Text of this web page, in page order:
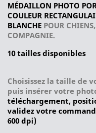
MÉDAILLON PHOTO
COULEUR
BLANCHE POUR
COMPAGNIE.
10 tailles disponibles
Choisissez la taille de
puis insérer votre photo
téléchargement,
validez votre
600 dpi)